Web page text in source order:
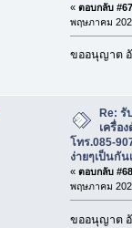
« ตอบกลับ
พฤษภาคม
ขออนุญาต
Re: รั
เครื่อ
โทร.085-
ง่ายๆเป็นกัน
« ตอบกลับ
พฤษภาคม
ขออนุญาต